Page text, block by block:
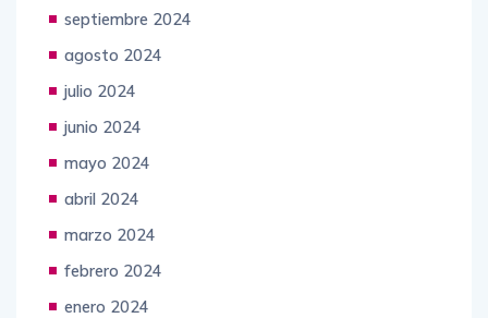
septiembre 2024
agosto 2024
julio 2024
junio 2024
mayo 2024
abril 2024
marzo 2024
febrero 2024
enero 2024